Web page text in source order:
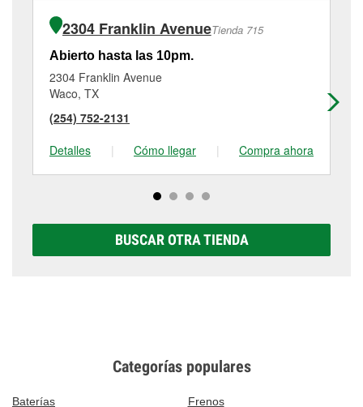
2304 Franklin AvenueTienda 715
Abierto hasta las 10pm.
2304 Franklin Avenue
Waco, TX
(254) 752-2131
Detalles
| Cómo llegar | Compra ahora
BUSCAR OTRA TIENDA
Categorías populares
Baterías
Frenos